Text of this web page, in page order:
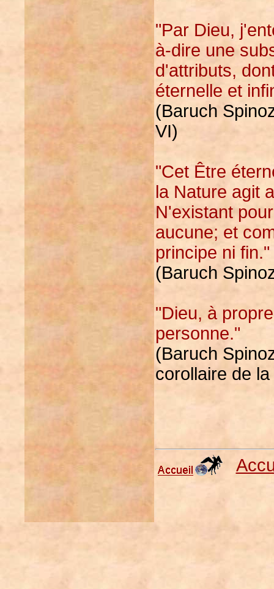
"Par Dieu,
à-dire une
d'attributs,
éternelle et
(Baruch
VI)
"Cet Être
la Nature agit
N'existant
aucune; et
principe ni fin."
(Baruch
"Dieu, à
personne."
(Baruch
corollaire de